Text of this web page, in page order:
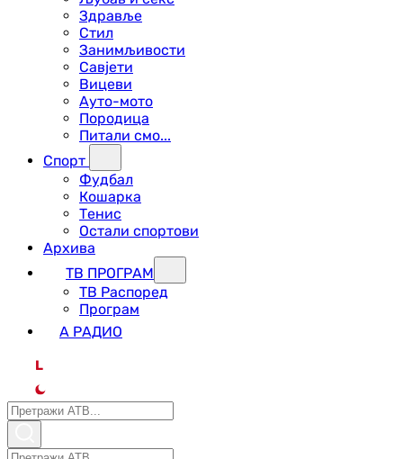
Здравље
Стил
Занимљивости
Савјети
Вицеви
Ауто-мото
Породица
Питали смо...
Спорт
Фудбал
Кошарка
Тенис
Остали спортови
Архива
ТВ ПРОГРАМ
ТВ Распоред
Програм
А РАДИО
L